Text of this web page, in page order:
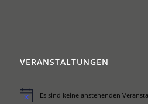
VERANSTALTUNGEN
HinweisEs sind keine anstehenden